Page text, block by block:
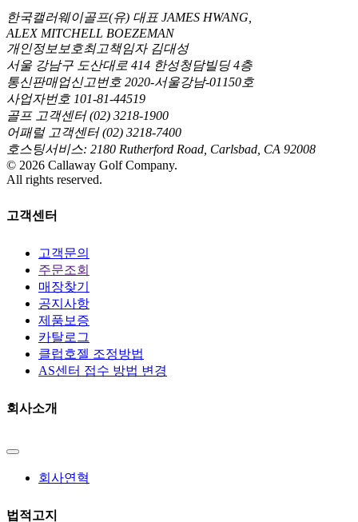
한국캘러웨이골프(유) 대표 JAMES HWANG,
ALEX MITCHELL BOEZEMAN
개인정보보호최고책임자 김대성
서울 강남구 도산대로 414 한성청담빌딩 4층
통신판매업신고번호 2020-서울강남-01150호
사업자번호 101-81-44519
골프 고객센터 (02) 3218-1900
어패럴 고객센터 (02) 3218-7400
호스팅서비스: 2180 Rutherford Road, Carlsbad, CA 92008
© 2026 Callaway Golf Company.
All rights reserved.
고객센터
고객문의
주문조회
매장찾기
공지사항
제품보증
카탈로그
클럽호젤 조정방법
AS센터 접수 방법 변경
회사소개
회사연혁
법적고지